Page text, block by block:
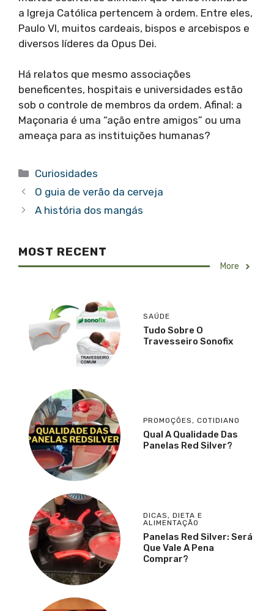
a Igreja Católica pertencem à ordem. Entre eles,
Paulo VI, muitos cardeais, bispos e arcebispos e
diversos líderes da Opus Dei.
Há relatos que mesmo associações
beneficentes, hospitais e universidades estão
sob o controle de membros da ordem. Afinal: a
Maçonaria é uma “ação entre amigos” ou uma
ameaça para as instituições humanas?
Categorias
Curiosidades
O guia de verão da cerveja
A história dos mangás
MOST RECENT
More
SAÚDE
Tudo Sobre O
Travesseiro Sonofix
PROMOÇÕES, COTIDIANO
Qual A Qualidade Das
Panelas Red Silver?
DICAS, DIETA E
ALIMENTAÇÃO
Panelas Red Silver: Será
Que Vale A Pena
Comprar?